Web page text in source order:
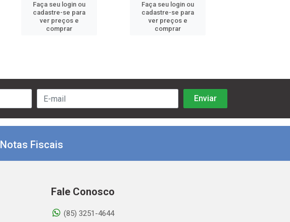
Faça seu login ou
cadastre-se para
ver preços e
comprar
Faça seu login ou
cadastre-se para
ver preços e
comprar
Notas Fiscais
Fale Conosco
(85) 3251-4644